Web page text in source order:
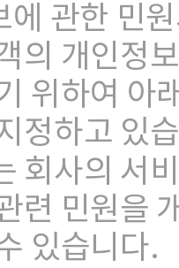
에 관한 민
의 개인정
위하여 아
정하고 있
회사의 서
련 민원을
있습니다.